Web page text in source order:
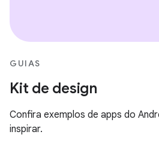
GUIAS
Kit de design
Confira exemplos de apps do
inspirar.